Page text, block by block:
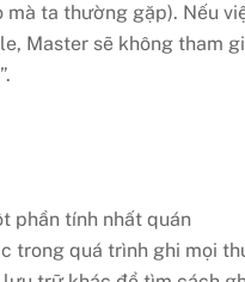
ta thường gặp). Nếu
Master sẽ không tham
phần tính nhất quán
trong quá trình ghi mọi